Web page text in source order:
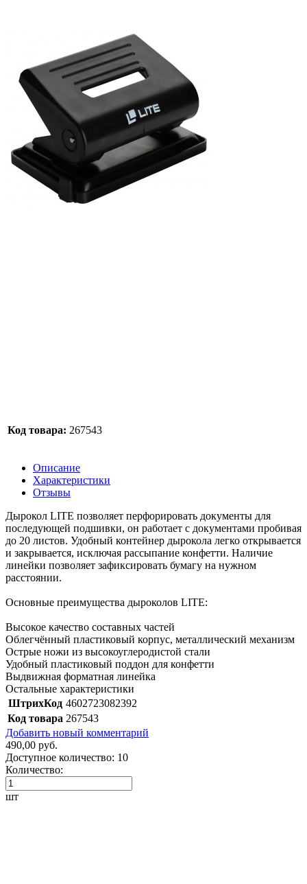
Код товара: 267543
Описание
Характеристики
Отзывы
Дырокол LITE позволяет перфорировать документы для
последующей подшивки, он работает с документами пробивая
до 20 листов. Удобный контейнер дырокола легко открывается
и закрывается, исключая рассыпание конфетти. Наличие
линейки позволяет зафиксировать бумагу на нужном
расстоянии.
Основные преимущества дыроколов LITE:
Высокое качество составных частей
Облегчённый пластиковый корпус, металлический механизм
Острые ножи из высокоуглеродистой стали
Удобный пластиковый поддон для конфетти
Выдвижная форматная линейка
Остальные характеристики
ШтрихКод 4602723082392
Код товара 267543
Добавить новый комментарий
490,00 руб.
Доступное количество: 10
Количество:
шт